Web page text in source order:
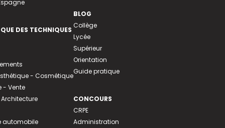
DES TECHNIQUES
- Cosmétique
- Vente
automobile
BLOG
Collège
Lycée
Supérieur
Orientation
Guide pratique
CONCOURS
CRPE
Administration